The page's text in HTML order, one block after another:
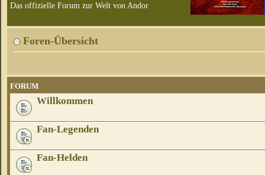
Das offizielle Forum zur Welt von Andor
Foren-Übersicht
FORUM
Willkommen
Fan-Legenden
Fan-Helden